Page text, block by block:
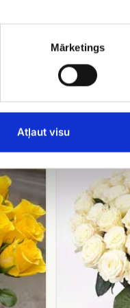
Mārketings
Atļaut visu
печениями
EUR 69.32